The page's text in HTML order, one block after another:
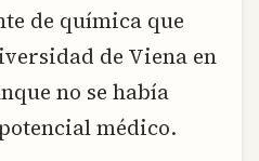
de química que
de Viena en
no se había
médico.